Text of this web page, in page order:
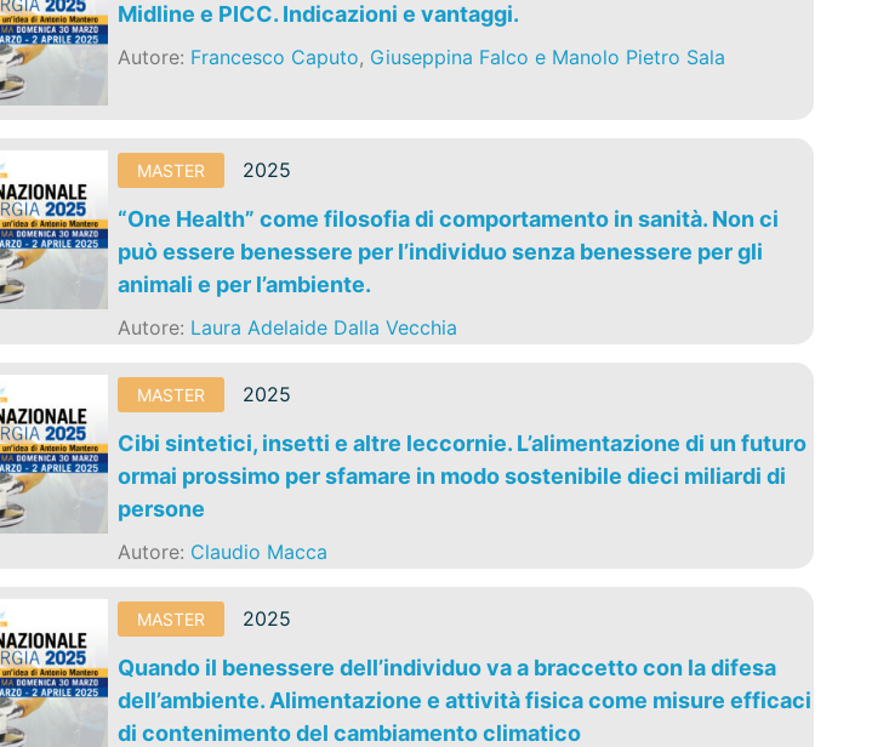
Midline e PICC. Indicazioni e vantaggi.
Autore: Francesco Caputo, Giuseppina Falco e Manolo Pietro Sala
MASTER 2025
“One Health” come filosofia di comportamento in sanità. Non ci
può essere benessere per l’individuo senza benessere per gli
animali e per l’ambiente.
Autore: Laura Adelaide Dalla Vecchia
MASTER 2025
Cibi sintetici, insetti e altre leccornie. L’alimentazione di un futuro
ormai prossimo per sfamare in modo sostenibile dieci miliardi di
persone
Autore: Claudio Macca
MASTER 2025
Quando il benessere dell’individuo va a braccetto con la difesa
dell’ambiente. Alimentazione e attività fisica come misure efficaci
di contenimento del cambiamento climatico